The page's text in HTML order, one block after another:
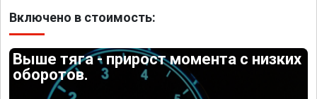
Включено в стоимость:
Выше тяга - прирост момента с низких
оборотов.